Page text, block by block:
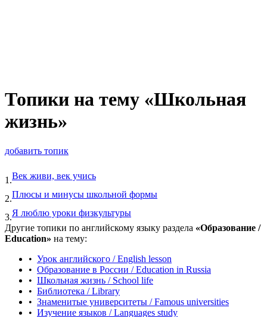
Топики на тему «Школьная
жизнь»
добавить топик
1.Век живи, век учись
2.Плюсы и минусы школьной формы
3.Я люблю уроки физкультуры
Другие топики по английскому языку раздела «Образование /
Education» на тему:
• Урок английского / English lesson
• Образование в России / Education in Russia
• Школьная жизнь / School life
• Библиотека / Library
• Знаменитые университеты / Famous universities
• Изучение языков / Languages study